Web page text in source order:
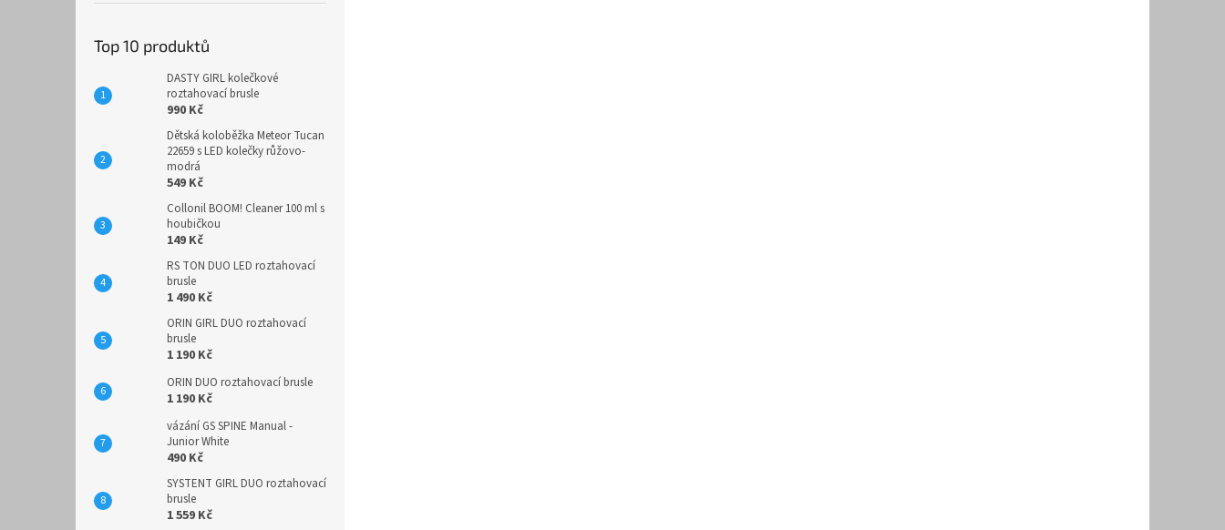
Top 10 produktů
DASTY GIRL kolečkové
roztahovací brusle
990 Kč
Dětská koloběžka Meteor Tucan
22659 s LED kolečky růžovo-
modrá
549 Kč
Collonil BOOM! Cleaner 100 ml s
houbičkou
149 Kč
RS TON DUO LED roztahovací
brusle
1 490 Kč
ORIN GIRL DUO roztahovací
brusle
1 190 Kč
ORIN DUO roztahovací brusle
1 190 Kč
vázání GS SPINE Manual -
Junior White
490 Kč
SYSTENT GIRL DUO roztahovací
brusle
1 559 Kč